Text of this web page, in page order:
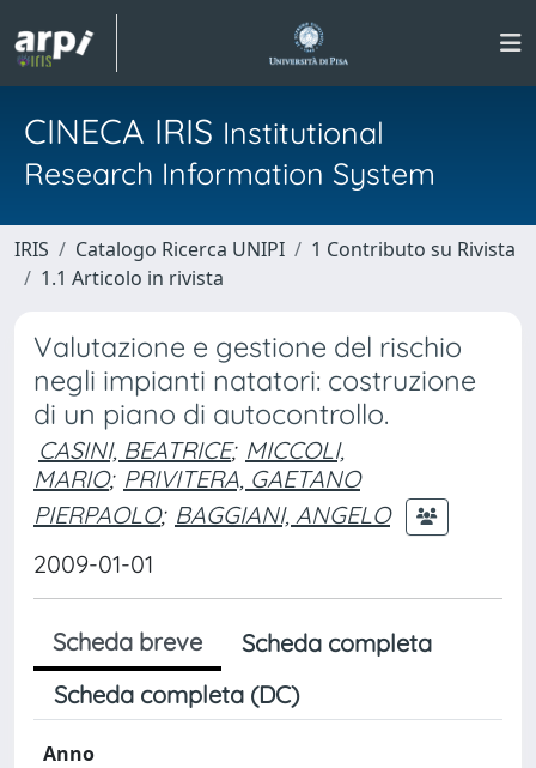
CINECA IRIS Institutional
Research Information System
IRIS Catalogo Ricerca UNIPI
1 Contributo su Rivista
1.1 Articolo in rivista
Valutazione e gestione del rischio
negli impianti natatori: costruzione
di un piano di autocontrollo.
CASINI, BEATRICE; MICCOLI,
MARIO; PRIVITERA, GAETANO
PIERPAOLO; BAGGIANI, ANGELO
2009-01-01
Scheda breve
Scheda completa
Scheda completa (DC)
Anno